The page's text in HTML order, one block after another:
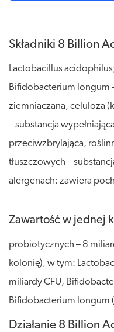
Składniki 8 Billion
Lactobacillus
Bifidobacterium longum
ziemniaczana, celuloza
– substancja
przeciwzbrylająca,
tłuszczowych –
alergenach: zawiera
Zawartość w jednej
probiotycznych – 8
kolonię), w tym:
miliardy CFU,
Bifidobacterium longum
Działanie 8 Billion